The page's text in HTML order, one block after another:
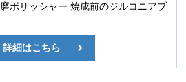
ポリッシャー 焼成前のジルコニアブ
詳細はこちら